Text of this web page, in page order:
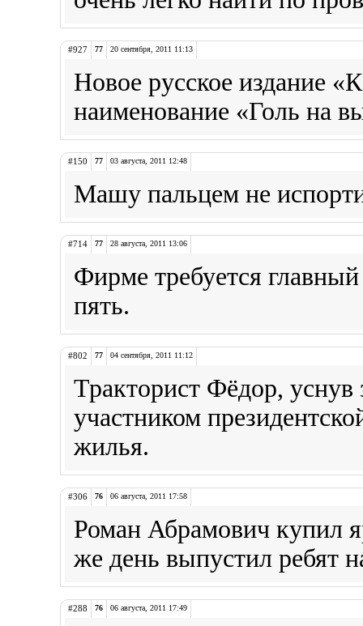
#927 77 20 сентября, 2011 11:13
Новое русское издание
наименование «Голь на
#150 77 03 августа, 2011 12:48
Машу пальцем не
#714 77 28 августа, 2011 13:06
Фирме требуется главный
пять.
#802 77 04 сентября, 2011 11:12
Тракторист Фёдор, уснув
участником
жилья.
#306 76 06 августа, 2011 17:58
Роман Абрамович купил
же день выпустил ребят
#288 76 06 августа, 2011 17:49